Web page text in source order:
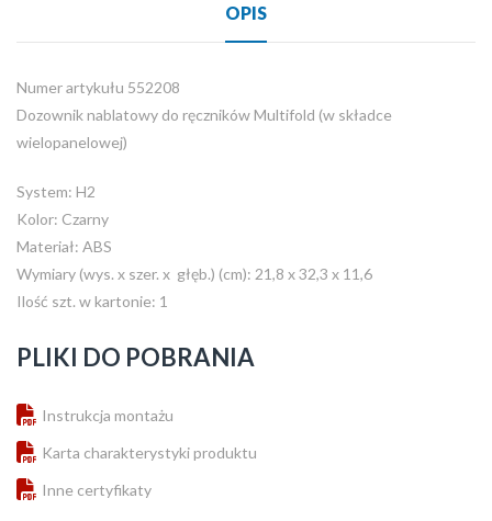
OPIS
Numer artykułu 552208
Dozownik nablatowy do ręczników Multifold (w składce
wielopanelowej)
System: H2
Kolor: Czarny
Materiał: ABS
Wymiary (wys. x szer. x głęb.) (cm): 21,8 x 32,3 x 11,6
Ilość szt. w kartonie: 1
PLIKI DO POBRANIA
Instrukcja montażu
Karta charakterystyki produktu
Inne certyfikaty